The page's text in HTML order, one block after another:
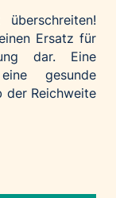
Ersatz für
dar. Eine
gesunde
der Reichweite